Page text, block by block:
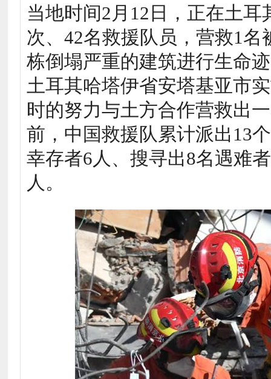
当地时间2月12日，正在土
次、42名救援队员，营救1
栋倒塌严重的建筑进行生命
土耳其哈塔伊省安塔基亚市
时的努力与土方合作营救出
前，中国救援队累计派出13
幸存者6人、搜寻出8名遇难
人。